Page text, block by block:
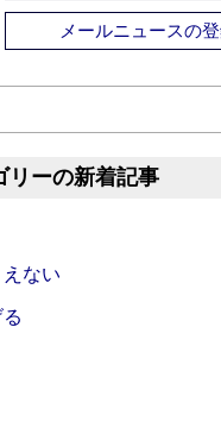
メールニュースの登
リーの新着記事
ない